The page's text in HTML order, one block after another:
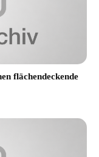
flächendeckende